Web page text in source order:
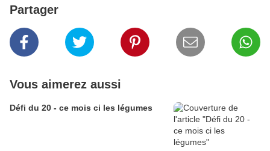
Partager
Vous aimerez aussi
Défi du 20 - ce mois ci les légumes